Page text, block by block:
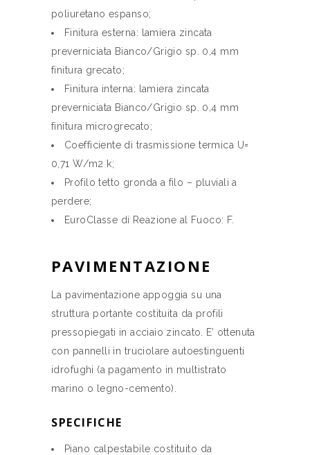
poliuretano espanso;
Finitura esterna: lamiera zincata
preverniciata Bianco/Grigio sp. 0,4 mm
finitura grecato;
Finitura interna: lamiera zincata
preverniciata Bianco/Grigio sp. 0,4 mm
finitura microgrecato;
Coefficiente di trasmissione termica U=
0,71 W/m2 k;
Profilo tetto gronda a filo – pluviali a
perdere;
EuroClasse di Reazione al Fuoco: F.
PAVIMENTAZIONE
La pavimentazione appoggia su una
struttura portante costituita da profili
pressopiegati in acciaio zincato. E’ ottenuta
con pannelli in truciolare autoestinguenti
idrofughi (a pagamento in multistrato
marino o legno-cemento).
SPECIFICHE
Piano calpestabile costituito da